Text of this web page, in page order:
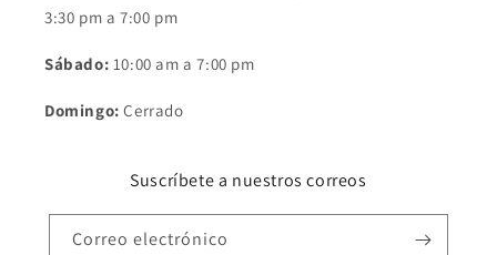
3:30 pm a 7:00 pm
Sábado: 10:00 am a 7:00 pm
Domingo: Cerrado
Suscríbete a nuestros correos
Correo electrónico